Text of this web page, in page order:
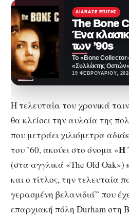
ΔΙΆΒΑΣΕ ΕΠΊΣΗΣ
The Bone
Ένα
των ’90s
Το «Bone Collector»
«Συλλέκτης
δεν είναι κάτι
19 ΦΕΒΡΟΥΑΡΊΟΥ,
H τελευταία του χρονικά
θα κλείσει την αυλαία της
που μετράει χιλιόμετρα
του ’60, ακούει στο όνομα «Η
(στα αγγλικά «The Old Oak»)
και ο τίτλος, την τελευταία
γερασμένη βελανιδιά” που
επαρχιακή πόλη Durham στη